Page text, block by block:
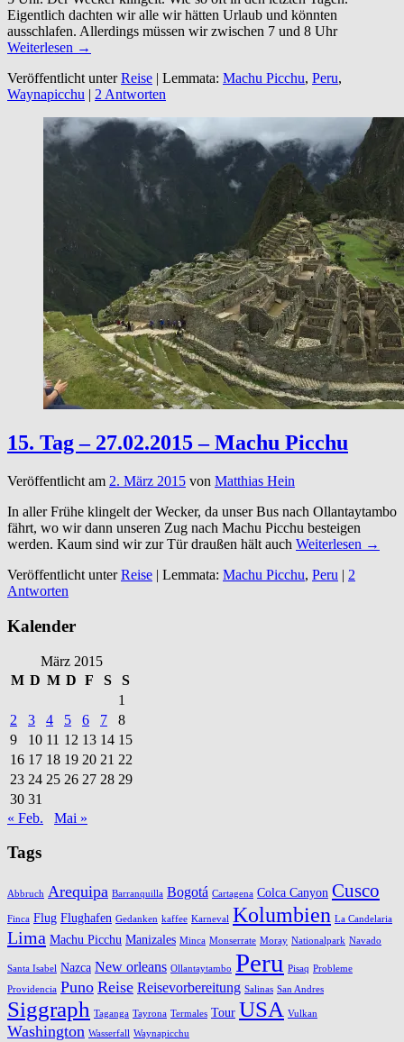
Eigentlich dachten wir alle wir hätten Urlaub und könnten
ausschlafen. Allerdings müssen wir zwischen 7 und 8 Uhr
Weiterlesen →
Veröffentlicht unterReise | Lemmata: Machu Picchu, Peru,
Waynapicchu | 2 Antworten
15. Tag – 27.02.2015 – Machu Picchu
Veröffentlicht am 2. März 2015 von Matthias Hein
In aller Frühe klingelt der Wecker, da unser Bus nach Ollantaytambo
fährt, wo wir dann unseren Zug nach Machu Picchu besteigen
werden. Kaum sind wir zur Tür draußen hält auch Weiterlesen →
Veröffentlicht unterReise | Lemmata: Machu Picchu, Peru | 2
Antworten
Kalender
März 2015
M D M D F S
S
1
2
3 4 5 6 7
8
9
10 11 12 13 14 15
16 17 18 19 20 21 22
23 24 25 26 27 28 29
30 31
« Feb.
Mai »
Tags
Abbruch Arequipa Barranquilla Bogotá Cartagena Colca Canyon Cusco
Finca Flug Flughafen Gedanken kaffee Karneval Kolumbien La Candelaria
Lima Machu Picchu Manizales Minca Monserrate Moray Nationalpark Navado
Santa Isabel Nazca New orleans Ollantaytambo Peru Pisaq Probleme
Providencia Puno Reise Reisevorbereitung Salinas San Andres
Siggraph Taganga Tayrona Termales Tour USA Vulkan
Washington Wasserfall Waynapicchu